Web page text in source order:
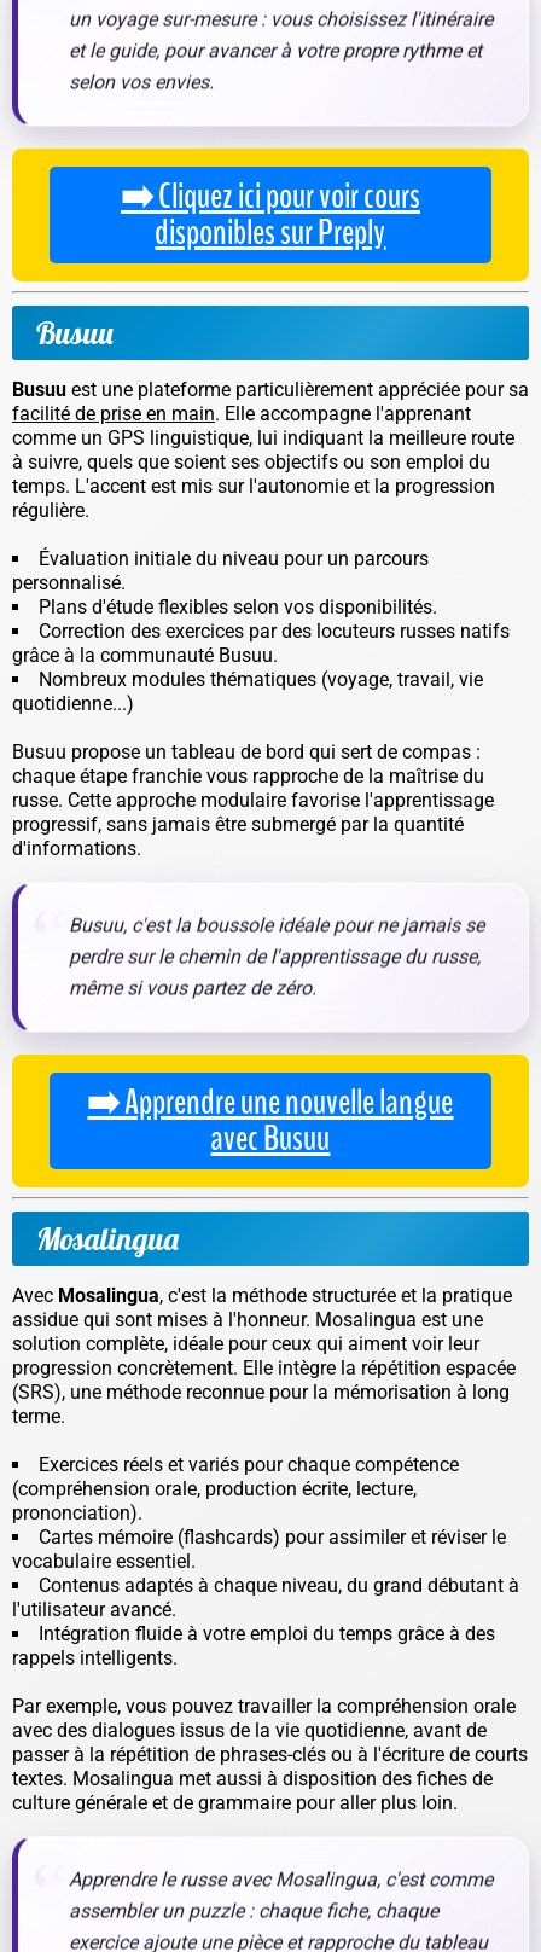
un voyage sur-mesure : vous choisissez l'itinéraire
et le guide, pour avancer à votre propre rythme et
selon vos envies.
➡️ Cliquez ici pour voir cours
disponibles sur Preply
Busuu
Busuu est une plateforme particulièrement appréciée pour sa
facilité de prise en main. Elle accompagne l'apprenant
comme un GPS linguistique, lui indiquant la meilleure route
à suivre, quels que soient ses objectifs ou son emploi du
temps. L'accent est mis sur l'autonomie et la progression
régulière.
Évaluation initiale du niveau pour un parcours
personnalisé.
Plans d'étude flexibles selon vos disponibilités.
Correction des exercices par des locuteurs russes natifs
grâce à la communauté Busuu.
Nombreux modules thématiques (voyage, travail, vie
quotidienne...)
Busuu propose un tableau de bord qui sert de compas :
chaque étape franchie vous rapproche de la maîtrise du
russe. Cette approche modulaire favorise l'apprentissage
progressif, sans jamais être submergé par la quantité
d'informations.
Busuu, c'est la boussole idéale pour ne jamais se
perdre sur le chemin de l'apprentissage du russe,
même si vous partez de zéro.
➡️ Apprendre une nouvelle langue
avec Busuu
Mosalingua
Avec Mosalingua, c'est la méthode structurée et la pratique
assidue qui sont mises à l'honneur. Mosalingua est une
solution complète, idéale pour ceux qui aiment voir leur
progression concrètement. Elle intègre la répétition espacée
(SRS), une méthode reconnue pour la mémorisation à long
terme.
Exercices réels et variés pour chaque compétence
(compréhension orale, production écrite, lecture,
prononciation).
Cartes mémoire (flashcards) pour assimiler et réviser le
vocabulaire essentiel.
Contenus adaptés à chaque niveau, du grand débutant à
l'utilisateur avancé.
Intégration fluide à votre emploi du temps grâce à des
rappels intelligents.
Par exemple, vous pouvez travailler la compréhension orale
avec des dialogues issus de la vie quotidienne, avant de
passer à la répétition de phrases-clés ou à l'écriture de courts
textes. Mosalingua met aussi à disposition des fiches de
culture générale et de grammaire pour aller plus loin.
Apprendre le russe avec Mosalingua, c'est comme
assembler un puzzle : chaque fiche, chaque
exercice ajoute une pièce et rapproche du tableau